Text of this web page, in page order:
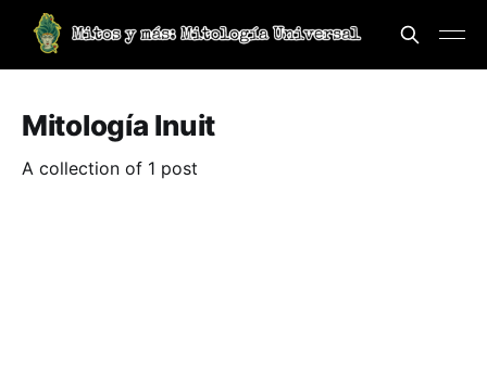
Mitología Inuit
A collection of 1 post